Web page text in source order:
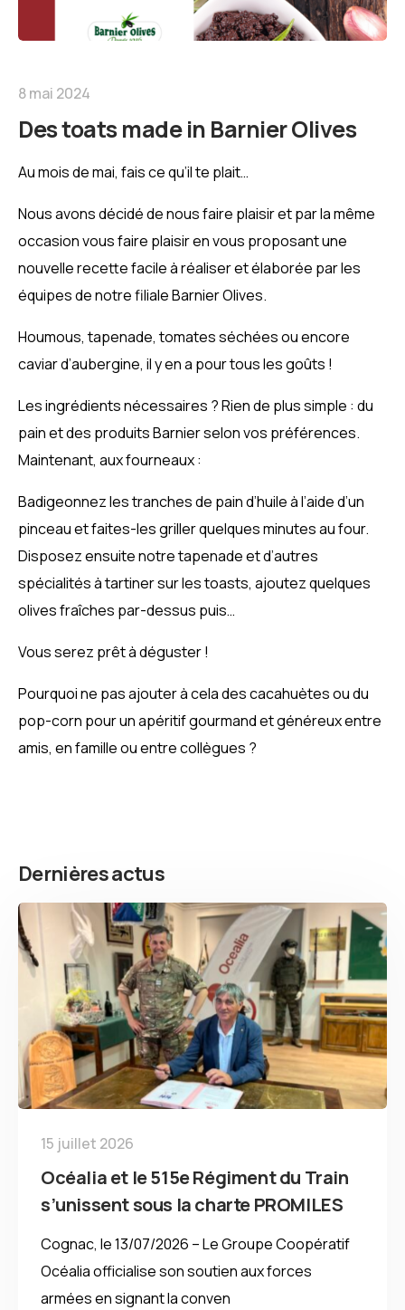
8 mai 2024
Des toats made in Barnier Olives
Au mois de mai, fais ce qu’il te plait…
Nous avons décidé de nous faire plaisir et par la même
occasion vous faire plaisir en vous proposant une
nouvelle recette facile à réaliser et élaborée par les
équipes de notre filiale Barnier Olives.
Houmous, tapenade, tomates séchées ou encore
caviar d’aubergine, il y en a pour tous les goûts !
Les ingrédients nécessaires ? Rien de plus simple : du
pain et des produits Barnier selon vos préférences.
Maintenant, aux fourneaux :
Badigeonnez les tranches de pain d’huile à l’aide d’un
pinceau et faites-les griller quelques minutes au four.
Disposez ensuite notre tapenade et d’autres
spécialités à tartiner sur les toasts, ajoutez quelques
olives fraîches par-dessus puis…
Vous serez prêt à déguster !
Pourquoi ne pas ajouter à cela des cacahuètes ou du
pop-corn pour un apéritif gourmand et généreux entre
amis, en famille ou entre collègues ?
Dernières actus
15 juillet 2026
Océalia et le 515e Régiment du Train
s’unissent sous la charte PROMILES
Cognac, le 13/07/2026 – Le Groupe Coopératif
Océalia officialise son soutien aux forces
armées en signant la conven